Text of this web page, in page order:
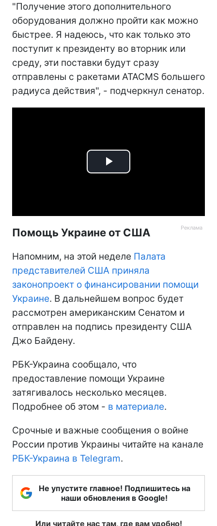
"Получение этого дополнительного
оборудования должно пройти как можно
быстрее. Я надеюсь, что как только это
поступит к президенту во вторник или
среду, эти поставки будут сразу
отправлены с ракетами ATACMS большего
радиуса действия", - подчеркнул сенатор.
Play
Помощь Украине от США
Напомним, на этой неделе Палата
представителей США приняла
законопроект о финансировании помощи
Украине. В дальнейшем вопрос будет
рассмотрен американским Сенатом и
отправлен на подпись президенту США
Джо Байдену.
РБК-Украина сообщало, что
предоставление помощи Украине
затягивалось несколько месяцев.
Подробнее об этом - в материале.
Срочные и важные сообщения о войне
России против Украины читайте на канале
РБК-Украина в Telegram.
Не упустите главное! Подпишитесь на
наши обновления в Google!
Или читайте нас там, где вам удобно!